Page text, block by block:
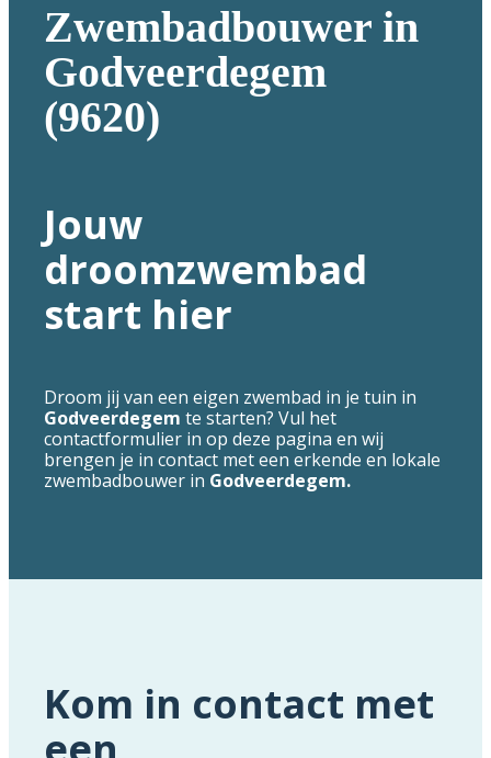
Zwembadbouwer in
Godveerdegem
(9620)
Jouw
droomzwembad
start hier
Droom jij van een eigen zwembad in je tuin in
Godveerdegem te starten? Vul het
contactformulier in op deze pagina en wij
brengen je in contact met een erkende en lokale
zwembadbouwer in Godveerdegem.
Kom in contact met